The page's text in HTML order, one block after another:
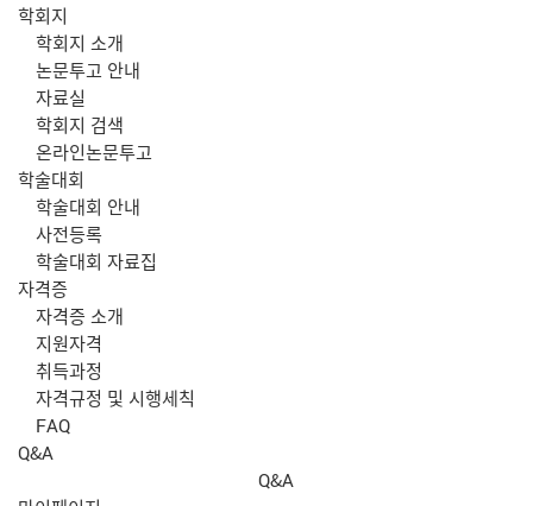
학회지
학회지 소개
논문투고 안내
자료실
학회지 검색
온라인논문투고
학술대회
학술대회 안내
사전등록
학술대회 자료집
자격증
자격증 소개
지원자격
취득과정
자격규정 및 시행세칙
FAQ
Q&A
Q&A